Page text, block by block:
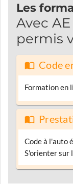
Les
Avec
permis
Code
Formation en
Code à l'auto
S'orienter sur